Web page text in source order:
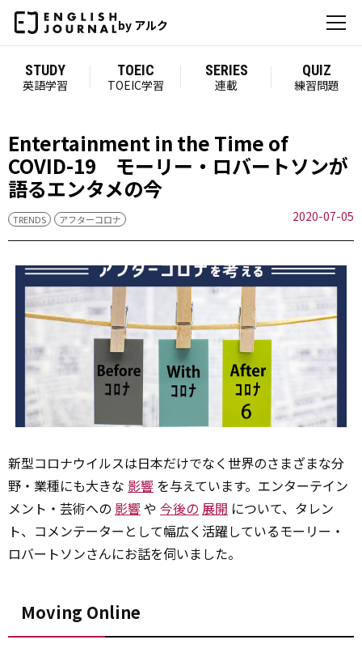
by アルク
STUDY
英語学習
TOEIC
TOEIC学習
SERIES
連載
QUIZ
練習問題
Entertainment in the Time of
COVID-19 モーリー・ロバートソンが
語るエンタメの今
TRENDS アフターコロナ 2020-07-05
新型コロナウイルスは日本だけでなく世界のさまざまな分
野・業種にも大きな 影響 を与えています。エンターテイン
メント・芸術への 影響や 今後の 展開 について、タレン
ト、コメンテーターとして幅広く活躍しているモーリー・
ロバートソンさんにお話を伺いました。
Moving Online